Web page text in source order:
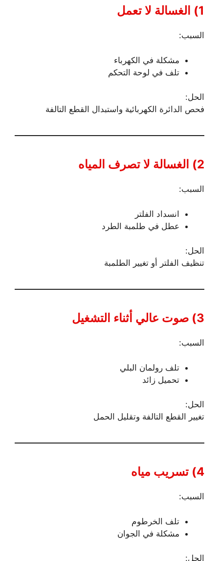
1) الغسالة لا تعمل
السبب:
مشكلة في الكهرباء
تلف في لوحة التحكم
الحل:
فحص الدائرة الكهربائية واستبدال القطع التالفة
2) الغسالة لا تصرف المياه
السبب:
انسداد الفلتر
عطل في طلمبة الطرد
الحل:
تنظيف الفلتر أو تغيير الطلمبة
3) صوت عالي أثناء التشغيل
السبب:
تلف رولمان البلي
تحميل زائد
الحل:
تغيير القطع التالفة وتقليل الحمل
4) تسريب مياه
السبب:
تلف الخرطوم
مشكلة في الجوان
الحل: